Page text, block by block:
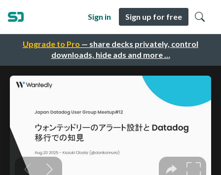
Upgrade to Pro — share decks privately, control
downloads, hide ads and more …
Sign in Sign up for free